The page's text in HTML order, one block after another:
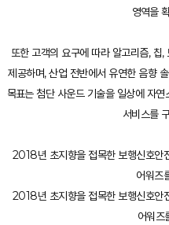
영역을
또한 고객의 요구에 따라 알고리즘, 칩
제공하며, 산업 전반에서 유연한 음향
목표는 첨단 사운드 기술을 일상에
서비스를
2018년 초지향을 접목한 보행신호안
어워즈
2018년 초지향을 접목한 보행신호안
어워즈